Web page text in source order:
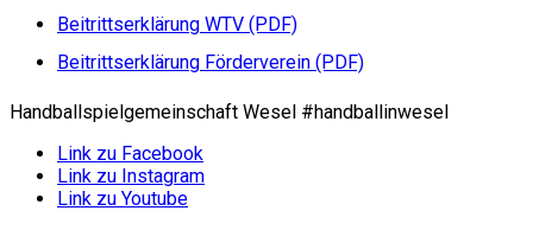
Beitrittserklärung WTV (PDF)
Beitrittserklärung Förderverein (PDF)
Handballspielgemeinschaft Wesel #handballinwesel
Link zu Facebook
Link zu Instagram
Link zu Youtube